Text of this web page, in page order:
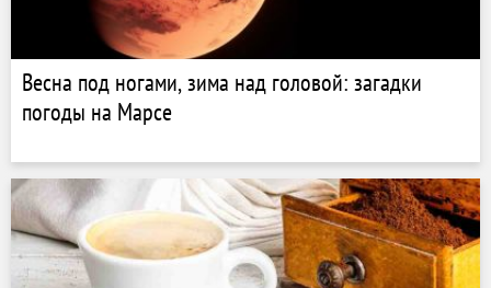
Весна под ногами, зима над головой: загадки
погоды на Марсе